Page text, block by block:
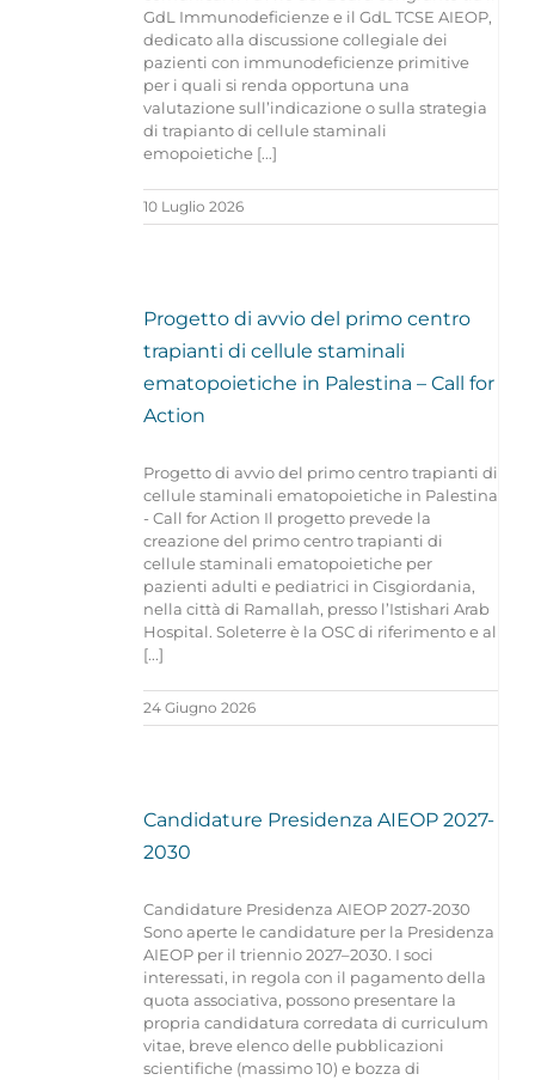
GdL Immunodeficienze e il GdL TCSE AIEOP,
dedicato alla discussione collegiale dei
pazienti con immunodeficienze primitive
per i quali si renda opportuna una
valutazione sull’indicazione o sulla strategia
di trapianto di cellule staminali
emopoietiche [...]
10 Luglio 2026
Progetto di avvio del primo centro
trapianti di cellule staminali
ematopoietiche in Palestina – Call for
Action
Progetto di avvio del primo centro trapianti di
cellule staminali ematopoietiche in Palestina
- Call for Action Il progetto prevede la
creazione del primo centro trapianti di
cellule staminali ematopoietiche per
pazienti adulti e pediatrici in Cisgiordania,
nella città di Ramallah, presso l’Istishari Arab
Hospital. Soleterre è la OSC di riferimento e al
[...]
24 Giugno 2026
Candidature Presidenza AIEOP 2027-
2030
Candidature Presidenza AIEOP 2027-2030
Sono aperte le candidature per la Presidenza
AIEOP per il triennio 2027–2030. I soci
interessati, in regola con il pagamento della
quota associativa, possono presentare la
propria candidatura corredata di curriculum
vitae, breve elenco delle pubblicazioni
scientifiche (massimo 10) e bozza di